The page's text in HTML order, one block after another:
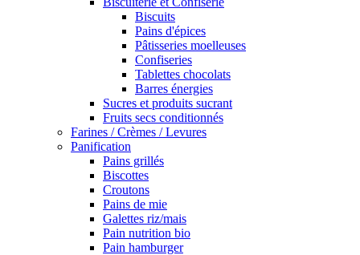
Biscuits
Pains d'épices
Pâtisseries moelleuses
Confiseries
Tablettes chocolats
Barres énergies
Sucres et produits sucrant
Fruits secs conditionnés
Farines / Crèmes / Levures
Panification
Pains grillés
Biscottes
Croutons
Pains de mie
Galettes riz/mais
Pain nutrition bio
Pain hamburger